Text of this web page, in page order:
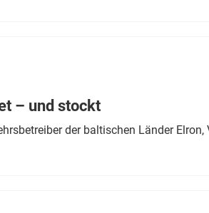
– und stockt
der baltischen Länder